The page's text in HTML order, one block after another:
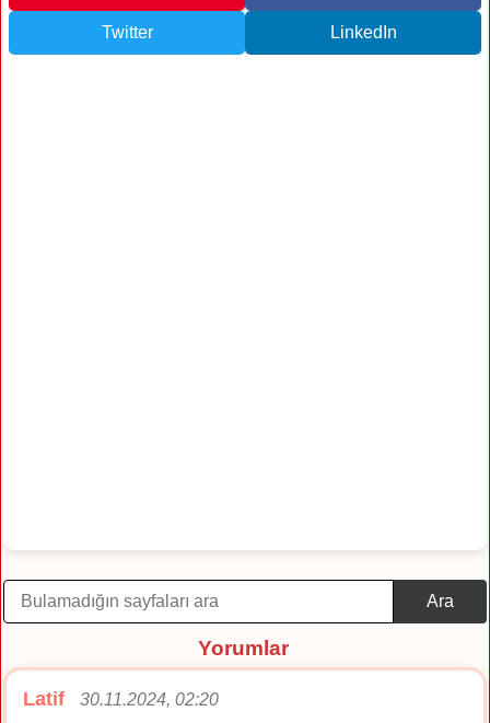
Twitter LinkedIn
Ara
Yorumlar
Latif 30.11.2024, 02:20